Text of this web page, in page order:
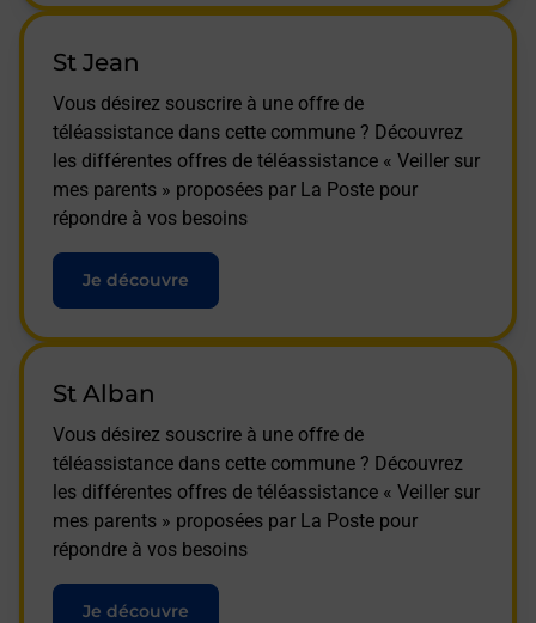
St Jean
Vous désirez souscrire à une offre de
téléassistance dans cette commune ? Découvrez
les différentes offres de téléassistance « Veiller sur
mes parents » proposées par La Poste pour
répondre à vos besoins
Je découvre
St Alban
Vous désirez souscrire à une offre de
téléassistance dans cette commune ? Découvrez
les différentes offres de téléassistance « Veiller sur
mes parents » proposées par La Poste pour
répondre à vos besoins
Je découvre